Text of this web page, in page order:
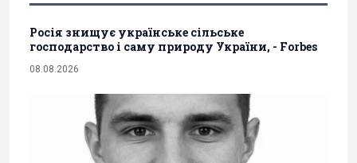
Росія знищує українське сільське
господарство і саму природу України, - Forbes
08.08.2026